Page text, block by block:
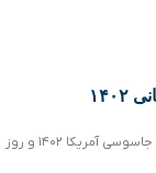
همراهان همیشگی مجله اینترنتی تحلیلک، در این مطلب تاریخ دقیق روز تسخیر لانه جاسوسی آمریکا ۱۴۰۲ و روز